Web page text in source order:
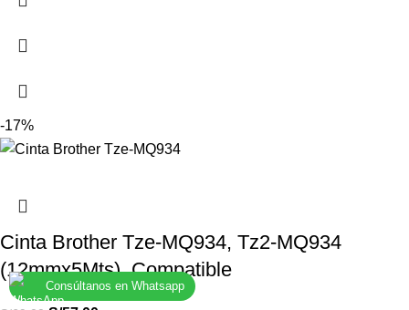
-17%
Cinta Brother Tze-MQ934, Tz2-MQ934
(12mmx5Mts), Compatible
Consúltanos en Whatsapp